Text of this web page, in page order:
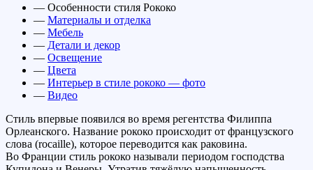
— Особенности стиля Рококо
— Материалы и отделка
— Мебель
— Детали и декор
— Освещение
— Цвета
— Интерьер в стиле рококо — фото
— Видео
Стиль впервые появился во время регентства Филиппа
Орлеанского. Название рококо происходит от французского
слова (rocaille), которое переводится как раковина.
Во Франции стиль рококо называли периодом господства